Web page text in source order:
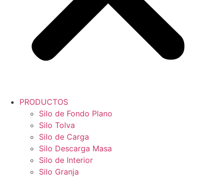
PRODUCTOS
Silo de Fondo Plano
Silo Tolva
Silo de Carga
Silo Descarga Masa
Silo de Interior
Silo Granja